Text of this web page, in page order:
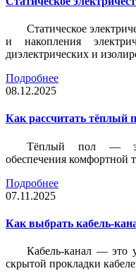
Статическое
и накопления
диэлектрических и
Подробнее
08.12.2025
Как рассчитать тёплый
Тёплый пол —
обеспечения комфортной
Подробнее
07.11.2025
Как выбрать кабель-
Кабель-канал — это
скрытой прокладки